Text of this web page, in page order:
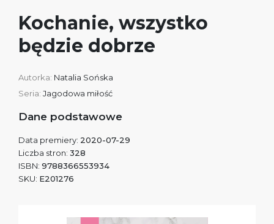
Kochanie, wszystko
będzie dobrze
Autorka: Natalia Sońska
Seria: Jagodowa miłość
Dane podstawowe
Data premiery: 2020-07-29
Liczba stron: 328
ISBN: 9788366553934
SKU: E201276